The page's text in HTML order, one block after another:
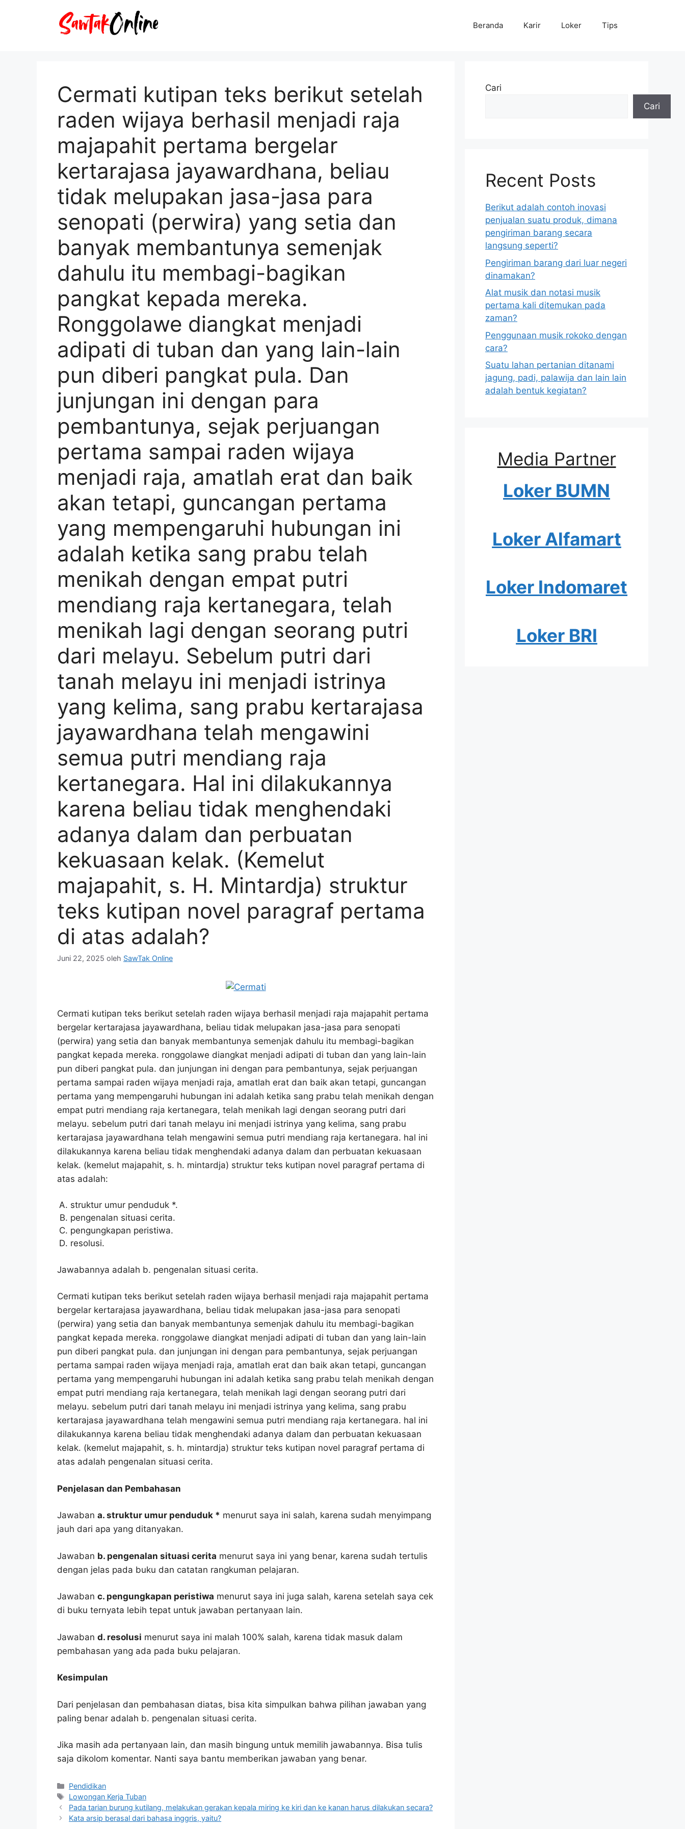
Beranda Karir Loker Tips
Cermati kutipan teks berikut setelah
raden wijaya berhasil menjadi raja
majapahit pertama bergelar
kertarajasa jayawardhana, beliau
tidak melupakan jasa-jasa para
senopati (perwira) yang setia dan
banyak membantunya semenjak
dahulu itu membagi-bagikan
pangkat kepada mereka.
Ronggolawe diangkat menjadi
adipati di tuban dan yang lain-lain
pun diberi pangkat pula. Dan
junjungan ini dengan para
pembantunya, sejak perjuangan
pertama sampai raden wijaya
menjadi raja, amatlah erat dan baik
akan tetapi, guncangan pertama
yang mempengaruhi hubungan ini
adalah ketika sang prabu telah
menikah dengan empat putri
mendiang raja kertanegara, telah
menikah lagi dengan seorang putri
dari melayu. Sebelum putri dari
tanah melayu ini menjadi istrinya
yang kelima, sang prabu kertarajasa
jayawardhana telah mengawini
semua putri mendiang raja
kertanegara. Hal ini dilakukannya
karena beliau tidak menghendaki
adanya dalam dan perbuatan
kekuasaan kelak. (Kemelut
majapahit, s. H. Mintardja) struktur
teks kutipan novel paragraf pertama
di atas adalah?
Juni 22, 2025 oleh SawTak Online
Cermati kutipan teks berikut setelah raden wijaya berhasil menjadi raja majapahit pertama
bergelar kertarajasa jayawardhana, beliau tidak melupakan jasa-jasa para senopati
(perwira) yang setia dan banyak membantunya semenjak dahulu itu membagi-bagikan
pangkat kepada mereka. ronggolawe diangkat menjadi adipati di tuban dan yang lain-lain
pun diberi pangkat pula. dan junjungan ini dengan para pembantunya, sejak perjuangan
pertama sampai raden wijaya menjadi raja, amatlah erat dan baik akan tetapi, guncangan
pertama yang mempengaruhi hubungan ini adalah ketika sang prabu telah menikah dengan
empat putri mendiang raja kertanegara, telah menikah lagi dengan seorang putri dari
melayu. sebelum putri dari tanah melayu ini menjadi istrinya yang kelima, sang prabu
kertarajasa jayawardhana telah mengawini semua putri mendiang raja kertanegara. hal ini
dilakukannya karena beliau tidak menghendaki adanya dalam dan perbuatan kekuasaan
kelak. (kemelut majapahit, s. h. mintardja) struktur teks kutipan novel paragraf pertama di
atas adalah:
struktur umur penduduk *.
pengenalan situasi cerita.
pengungkapan peristiwa.
resolusi.
Jawabannya adalah b. pengenalan situasi cerita.
Cermati kutipan teks berikut setelah raden wijaya berhasil menjadi raja majapahit pertama
bergelar kertarajasa jayawardhana, beliau tidak melupakan jasa-jasa para senopati
(perwira) yang setia dan banyak membantunya semenjak dahulu itu membagi-bagikan
pangkat kepada mereka. ronggolawe diangkat menjadi adipati di tuban dan yang lain-lain
pun diberi pangkat pula. dan junjungan ini dengan para pembantunya, sejak perjuangan
pertama sampai raden wijaya menjadi raja, amatlah erat dan baik akan tetapi, guncangan
pertama yang mempengaruhi hubungan ini adalah ketika sang prabu telah menikah dengan
empat putri mendiang raja kertanegara, telah menikah lagi dengan seorang putri dari
melayu. sebelum putri dari tanah melayu ini menjadi istrinya yang kelima, sang prabu
kertarajasa jayawardhana telah mengawini semua putri mendiang raja kertanegara. hal ini
dilakukannya karena beliau tidak menghendaki adanya dalam dan perbuatan kekuasaan
kelak. (kemelut majapahit, s. h. mintardja) struktur teks kutipan novel paragraf pertama di
atas adalah pengenalan situasi cerita.
Penjelasan dan Pembahasan
Jawaban a. struktur umur penduduk * menurut saya ini salah, karena sudah menyimpang
jauh dari apa yang ditanyakan.
Jawaban b. pengenalan situasi cerita menurut saya ini yang benar, karena sudah tertulis
dengan jelas pada buku dan catatan rangkuman pelajaran.
Jawaban c. pengungkapan peristiwa menurut saya ini juga salah, karena setelah saya cek
di buku ternyata lebih tepat untuk jawaban pertanyaan lain.
Jawaban d. resolusi menurut saya ini malah 100% salah, karena tidak masuk dalam
pembahasan yang ada pada buku pelajaran.
Kesimpulan
Dari penjelasan dan pembahasan diatas, bisa kita simpulkan bahwa pilihan jawaban yang
paling benar adalah b. pengenalan situasi cerita.
Jika masih ada pertanyaan lain, dan masih bingung untuk memilih jawabannya. Bisa tulis
saja dikolom komentar. Nanti saya bantu memberikan jawaban yang benar.
Kategori
Pendidikan
Tag
Lowongan Kerja Tuban
Pada tarian burung kutilang, melakukan gerakan kepala miring ke kiri dan ke kanan harus dilakukan secara?
Kata arsip berasal dari bahasa inggris, yaitu?
Cari
Cari
Recent Posts
Berikut adalah contoh inovasi
penjualan suatu produk, dimana
pengiriman barang secara
langsung seperti?
Pengiriman barang dari luar negeri
dinamakan?
Alat musik dan notasi musik
pertama kali ditemukan pada
zaman?
Penggunaan musik rokoko dengan
cara?
Suatu lahan pertanian ditanami
jagung, padi, palawija dan lain lain
adalah bentuk kegiatan?
Media Partner
Loker BUMN
Loker Alfamart
Loker Indomaret
Loker BRI